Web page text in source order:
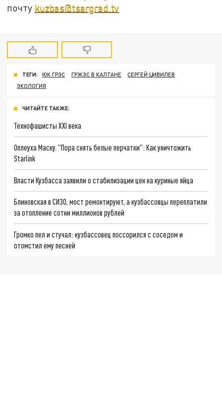
почту kuzbas@tsargrad.tv
ТЕГИ: ЮК ГРЭС ГРЖЭС В КАЛТАНЕ
СЕРГЕЙ ЦИВИЛЕВ
ЭКОЛОГИЯ
ЧИТАЙТЕ ТАКЖЕ:
Технофашисты XXI века
Оплеуха Маску. "Пора снять белые перчатки": Как уничтожить
Starlink
Власти Кузбасса заявили о стабилизации цен на куриные яйца
Блиновская в СИЗО, мост ремонтируют, а кузбассовцы переплатили
за отопление сотни миллионов рублей
Громко пел и стучал: кузбассовец поссорился с соседом и
отомстил ему песней